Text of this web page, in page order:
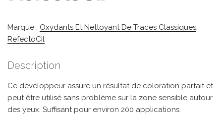
Marque : Oxydants Et Nettoyant De Traces Classiques,
RefectoCil
Description
Ce développeur assure un résultat de coloration parfait et
peut être utilisé sans problème sur la zone sensible autour
des yeux. Suffisant pour environ 200 applications.